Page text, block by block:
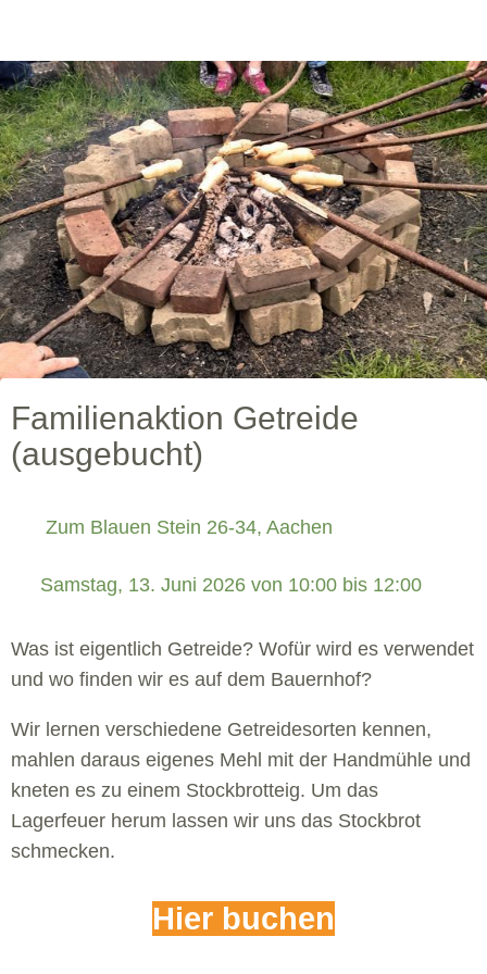
Familienaktion Getreide
(ausgebucht)
Zum Blauen Stein 26-34, Aachen
Samstag, 13. Juni 2026 von 10:00 bis 12:00
Was ist eigentlich Getreide? Wofür wird es verwendet
und wo finden wir es auf dem Bauernhof?
Wir lernen verschiedene Getreidesorten kennen,
mahlen daraus eigenes Mehl mit der Handmühle und
kneten es zu einem Stockbrotteig. Um das
Lagerfeuer herum lassen wir uns das Stockbrot
schmecken.
Hier buchen